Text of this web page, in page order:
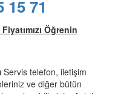
15 71
Öğrenin
Servis telefon, iletişim
ve diğer bütün